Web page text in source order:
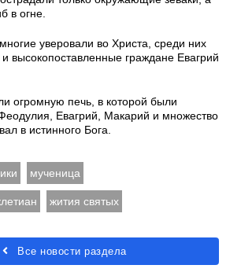
в огне.
уверовали во Христа, среди них
высокопоставленные граждане Евагрий
огромную печь, в которой были
Евагрий, Макарий и множество
в истинного Бога.
мученица
жития святых
Все новости раздела